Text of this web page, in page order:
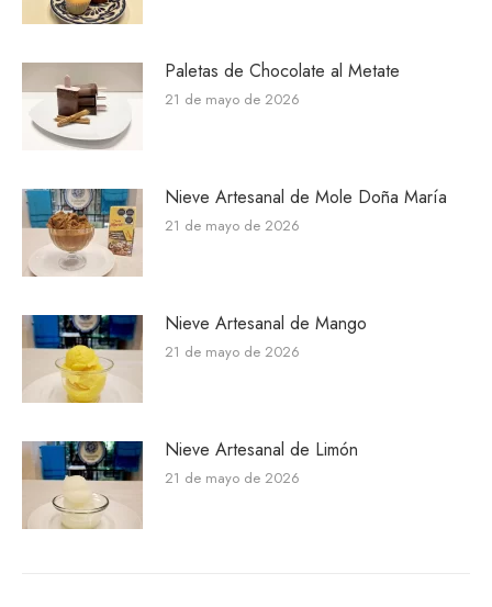
Paletas de Chocolate al Metate
21 de mayo de 2026
Nieve Artesanal de Mole Doña María
21 de mayo de 2026
Nieve Artesanal de Mango
21 de mayo de 2026
Nieve Artesanal de Limón
21 de mayo de 2026